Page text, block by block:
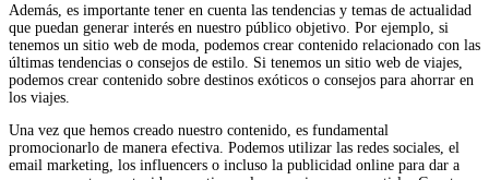
Además, es importante tener en cuenta las tendencias y temas de actualidad
que puedan generar interés en nuestro público objetivo. Por ejemplo, si
tenemos un sitio web de moda, podemos crear contenido relacionado con las
últimas tendencias o consejos de estilo. Si tenemos un sitio web de viajes,
podemos crear contenido sobre destinos exóticos o consejos para ahorrar en
los viajes.
Una vez que hemos creado nuestro contenido, es fundamental
promocionarlo de manera efectiva. Podemos utilizar las redes sociales, el
email marketing, los influencers o incluso la publicidad online para dar a